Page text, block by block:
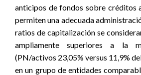
anticipos de fondos sobre créditos
permiten una adecuada
ratios de capitalización se
ampliamente superiores a la
(PN/activos 23,05% versus 11,9%
en un grupo de entidades